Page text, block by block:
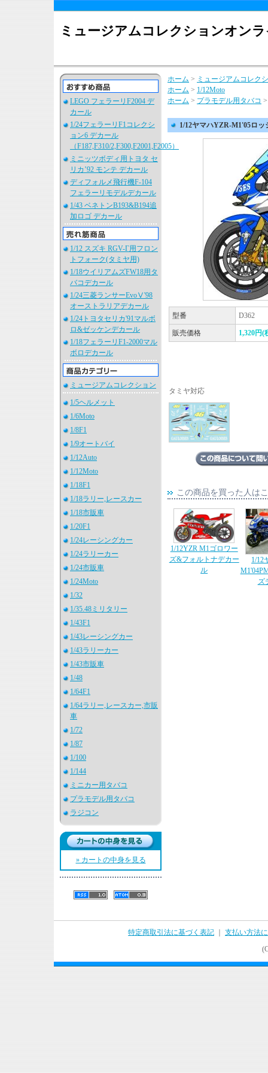
ミュージアムコレクションオン
LEGO フェラーリF2004 デ
カール
1/24フェラーリF1コレクシ
ョン6 デカール
（F187,F310/2,F300,F2001,F2005）
ミニッツボディ用トヨタ セ
リカ’92 モンテ デカール
ディフォルメ飛行機F-104
フェラーリモデルデカール
1/43 ベネトンB193&B194追
加ロゴ デカール
1/12 スズキ RGV-Γ用フロン
トフォーク(タミヤ用)
1/18ウイリアムズFW18用タ
バコデカール
1/24三菱ランサーEvoⅤ'98
オーストラリアデカール
1/24トヨタセリカ'91マルボ
ロ&ゼッケンデカール
1/18フェラーリF1-2000マル
ボロデカール
ミュージアムコレクション
1/5ヘルメット
1/6Moto
1/8F1
1/9オートバイ
1/12Auto
1/12Moto
1/18F1
1/18ラリー,レースカー
1/18市販車
1/20F1
1/24レーシングカー
1/24ラリーカー
1/24市販車
1/24Moto
1/32
1/35.48ミリタリー
1/43F1
1/43レーシングカー
1/43ラリーカー
1/43市販車
1/48
1/64F1
1/64ラリー,レースカー,市販
車
1/72
1/87
1/100
1/144
ミニカー用タバコ
プラモデル用タバコ
ラジコン
» カートの中身を見る
ホーム > ミュージアムコレク
ホーム > 1/12Moto
ホーム > プラモデル用タバコ
1/12ヤマハYZR-M1'05ロ
型番 D362
販売価格 1,320円(
タミヤ対応
この商品を買った人は
1/12YZR M1ゴロワー
ズ&フォルトナデカー
ル
1/12
ズ
特定商取引法に基づく表記
支払い方法